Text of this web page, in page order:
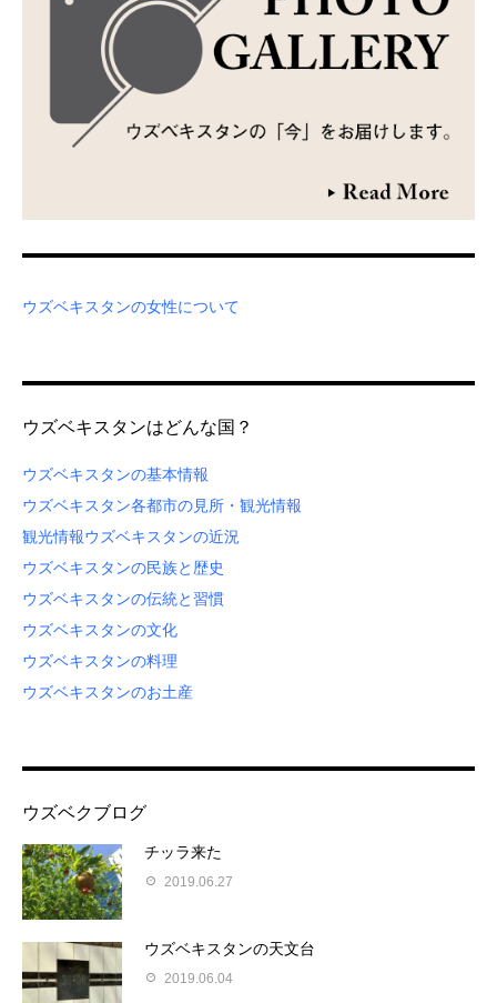
ウズベキスタンの女性について
ウズベキスタンはどんな国？
ウズベキスタンの基本情報
ウズベキスタン各都市の見所・観光情報
観光情報ウズベキスタンの近況
ウズベキスタンの民族と歴史
ウズベキスタンの伝統と習慣
ウズベキスタンの文化
ウズベキスタンの料理
ウズベキスタンのお土産
ウズベクブログ
チッラ来た
2019.06.27
ウズベキスタンの天文台
2019.06.04